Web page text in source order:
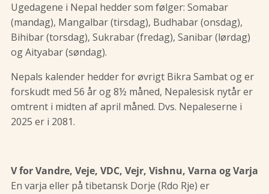
Ugedagene i Nepal hedder som følger: Somabar
(mandag), Mangalbar (tirsdag), Budhabar (onsdag),
Bihibar (torsdag), Sukrabar (fredag), Sanibar (lørdag)
og Aityabar (søndag).
Nepals kalender hedder for øvrigt Bikra Sambat og er
forskudt med 56 år og 8½ måned, Nepalesisk nytår er
omtrent i midten af april måned. Dvs. Nepaleserne i
2025 er i 2081.
V for Vandre, Veje, VDC, Vejr, Vishnu, Varna og Varja
En varja eller på tibetansk Dorje (Rdo Rje) er